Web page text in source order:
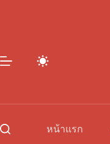
หน้าแรก